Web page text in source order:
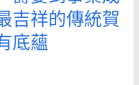
吉祥的傳統賀
底蘊